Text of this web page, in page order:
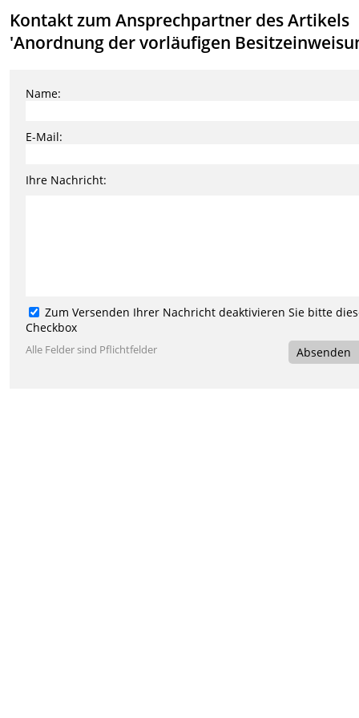
Kontakt zum Ansprechpartner des Artikels
'Anordnung der vorläufigen
Name:
E-Mail:
Ihre Nachricht:
Zum Versenden Ihrer Nachricht deaktivieren Sie bitte
Checkbox
Alle Felder sind Pflichtfelder Absenden